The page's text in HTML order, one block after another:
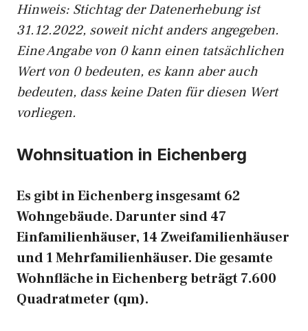
Hinweis: Stichtag der Datenerhebung ist
31.12.2022, soweit nicht anders angegeben.
Eine Angabe von 0 kann einen tatsächlichen
Wert von 0 bedeuten, es kann aber auch
bedeuten, dass keine Daten für diesen Wert
vorliegen.
Wohnsituation in Eichenberg
Es gibt in Eichenberg insgesamt 62
Wohngebäude. Darunter sind 47
Einfamilienhäuser, 14 Zweifamilienhäuser
und 1 Mehrfamilienhäuser. Die gesamte
Wohnfläche in Eichenberg beträgt 7.600
Quadratmeter (qm).